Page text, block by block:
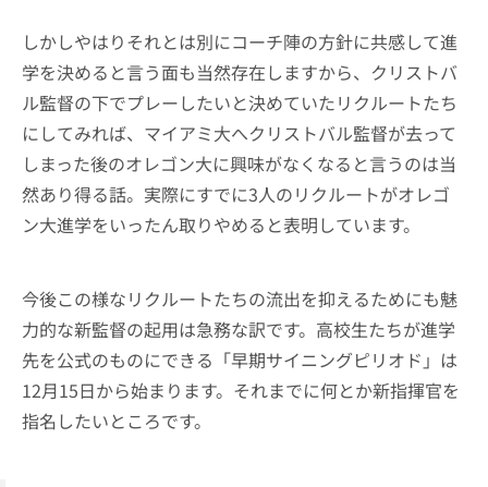
しかしやはりそれとは別にコーチ陣の方針に共感して進
学を決めると言う面も当然存在しますから、クリストバ
ル監督の下でプレーしたいと決めていたリクルートたち
にしてみれば、マイアミ大へクリストバル監督が去って
しまった後のオレゴン大に興味がなくなると言うのは当
然あり得る話。実際にすでに3人のリクルートがオレゴ
ン大進学をいったん取りやめると表明しています。
今後この様なリクルートたちの流出を抑えるためにも魅
力的な新監督の起用は急務な訳です。高校生たちが進学
先を公式のものにできる「早期サイニングピリオド」は
12月15日から始まります。それまでに何とか新指揮官を
指名したいところです。